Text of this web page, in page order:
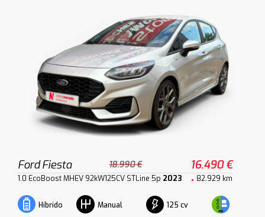
Ford Fiesta 18.990 € 16.490 €
1.0 EcoBoost MHEV 92kW125CV STLine 5p 2023 82.929 km
Híbrido Manual 125 cv